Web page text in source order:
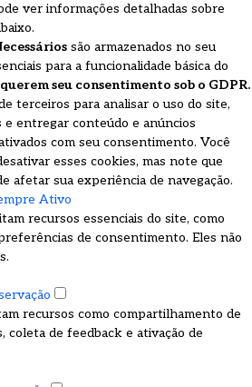
ver informações detalhadas sobre
são armazenados no seu
para a funcionalidade básica do
seu consentimento sob o GDPR.
terceiros para analisar o uso do site,
entregar conteúdo e anúncios
com seu consentimento. Você
esses cookies, mas note que
afetar sua experiência de navegação.
Ativo
recursos essenciais do site, como
de consentimento. Eles não
recursos como compartilhamento de
coleta de feedback e ativação de